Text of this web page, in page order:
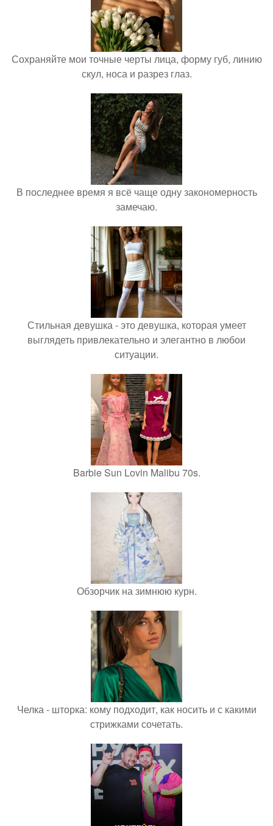
Сохраняйте мои точные черты лица, форму губ, линию
скул, носа и разрез глаз.
В последнее время я всё чаще одну закономерность
замечаю.
Стильная девушка - это девушка, которая умеет
выглядеть привлекательно и элегантно в любои
ситуации.
Barbie Sun Lovin Malibu 70s.
Обзорчик на зимнюю курн.
Челка - шторка: кому подходит, как носить и с какими
стрижками сочетать.